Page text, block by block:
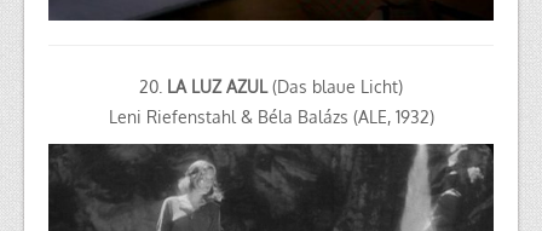
20. LA LUZ AZUL(Das blaue Licht)
Leni Riefenstahl & Béla Balázs (ALE, 1932)